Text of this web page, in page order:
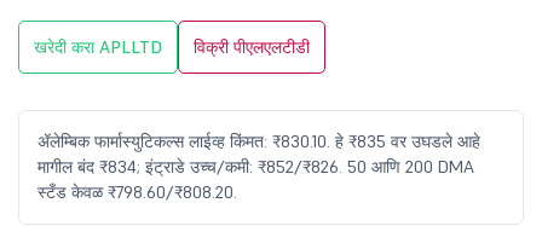
खरेदी करा APLLTD विक्री पीएलएलटीडी
ॲलेम्बिक फार्मास्युटिकल्स लाईव्ह किंमत: ₹830.10. हे ₹835 वर उघडले आहे
मागील बंद ₹834; इंट्राडे उच्च/कमी: ₹852/₹826. 50 आणि 200 DMA
स्टँड केवळ ₹798.60/₹808.20.